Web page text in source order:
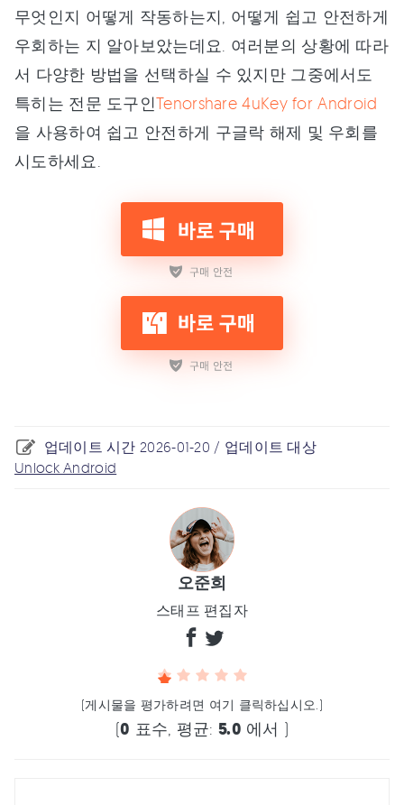
무엇인지 어떻게 작동하는지, 어떻게 쉽고 안전하게
우회하는 지 알아보았는데요. 여러분의 상황에 따라
서 다양한 방법을 선택하실 수 있지만 그중에서도
특히는 전문 도구인Tenorshare 4uKey for Android
을 사용하여 쉽고 안전하게 구글락 해제 및 우회를
시도하세요.
업데이트 시간 2026-01-20 / 업데이트 대상
Unlock Android
오준희
스태프 편집자
(게시물을 평가하려면 여기 클릭하십시오.)
(0 표수, 평균: 5.0 에서 )